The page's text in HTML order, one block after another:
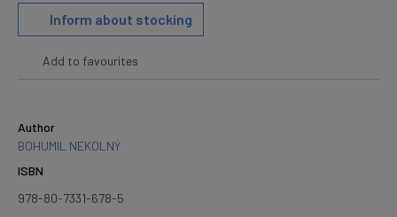
Inform about stocking
Add to favourites
Author
BOHUMIL NEKOLNÝ
ISBN
978-80-7331-678-5